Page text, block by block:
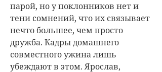
парой, но у поклонников нет и
тени сомнений, что их связывает
нечто большее, чем просто
дружба. Кадры домашнего
совместного ужина лишь
убеждают в этом. Ярослав,